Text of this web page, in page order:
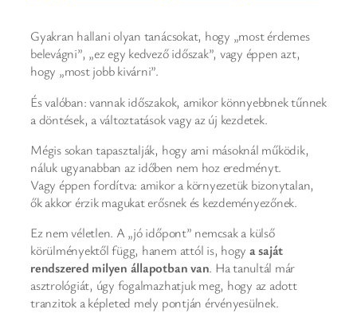
Gyakran hallani olyan tanácsokat, hogy „most érdemes
belevágni”, „ez egy kedvező időszak”, vagy éppen azt,
hogy „most jobb kivárni”.
És valóban: vannak időszakok, amikor könnyebbnek tűnnek
a döntések, a változtatások vagy az új kezdetek.
Mégis sokan tapasztalják, hogy ami másoknál működik,
náluk ugyanabban az időben nem hoz eredményt.
Vagy éppen fordítva: amikor a környezetük bizonytalan,
ők akkor érzik magukat erősnek és kezdeményezőnek.
Ez nem véletlen. A „jó időpont” nemcsak a külső
körülményektől függ, hanem attól is, hogy a saját
rendszered milyen állapotban van. Ha tanultál már
asztrológiát, úgy fogalmazhatjuk meg, hogy az adott
tranzitok a képleted mely pontján érvényesülnek.